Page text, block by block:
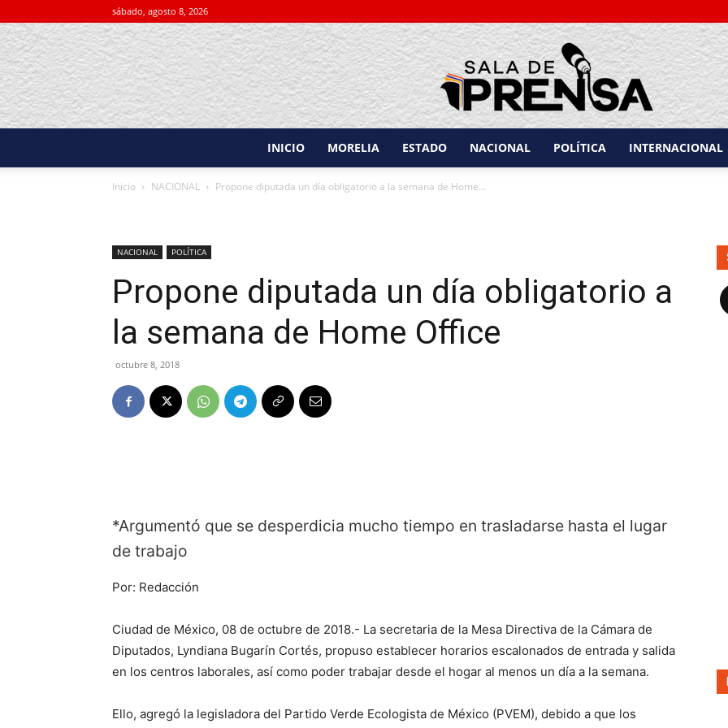
sábado, agosto 8, 2026
INICIO MORELIA ESTADO NACIONAL POLÍTICA INTERNACIONAL
Inicio NACIONAL Propone diputada un día obligatorio a la semana de Home...
NACIONAL POLÍTICA
Propone diputada un día obligatorio a
la semana de Home Office
octubre 8, 2018
*Argumentó que se desperdicia mucho tiempo en trasladarse hasta el lugar
de trabajo
Por: Redacción
Ciudad de México, 08 de octubre de 2018.- La secretaria de la Mesa Directiva de la Cámara de
Diputados, Lyndiana Bugarín Cortés, propuso establecer horarios escalonados de entrada y salida
en los centros laborales, así como poder trabajar desde el hogar al menos un día a la semana.
Ello, agregó la legisladora del Partido Verde Ecologista de México (PVEM), debido a que los